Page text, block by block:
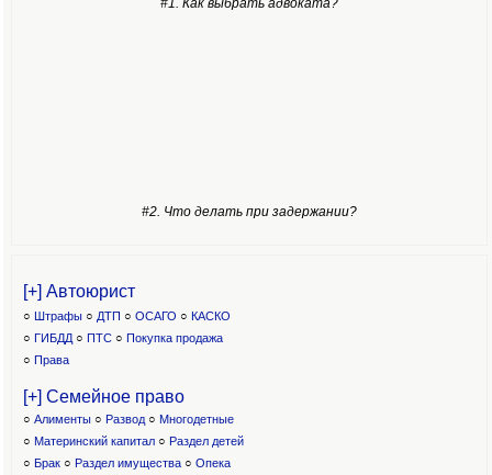
#2. Что делать при задержании?
[+] Автоюрист
○ Штрафы ○ ДТП ○ ОСАГО ○ КАСКО
○ ГИБДД ○ ПТС ○ Покупка продажа
○ Права
[+] Семейное право
○ Алименты ○ Развод ○ Многодетные
○ Материнский капитал○ Раздел детей
○ Брак ○ Раздел имущества ○ Опека